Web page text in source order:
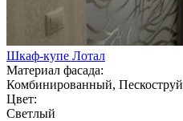
Шкаф-купе Лотал
Материал фасада:
Комбинированный, Пескоструй
Цвет:
Светлый